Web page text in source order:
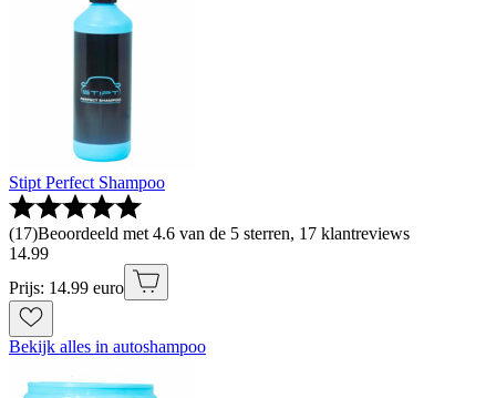
Stipt Perfect Shampoo
(17)Beoordeeld met 4.6 van de 5 sterren, 17 klantreviews
14.99
Prijs: 14.99 euro
Bekijk alles in autoshampoo